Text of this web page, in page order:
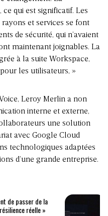
qui est significatif. Les
et services se font
de sécurité, qui n’avaient
maintenant joignables. La
à la suite Workspace,
les utilisateurs, »
Leroy Merlin a non
interne et externe,
une solution
avec Google Cloud
technologiques adaptées
d’une grande entreprise.
de passer de la
réelle »